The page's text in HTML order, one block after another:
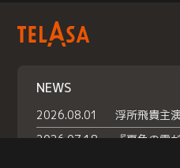
NEWS
2026.08.01
2026.07.18